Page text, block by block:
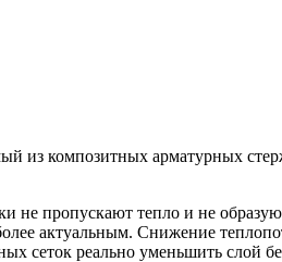
из композитных арматурных
не пропускают тепло и не
актуальным. Снижение
сеток реально уменьшить слой